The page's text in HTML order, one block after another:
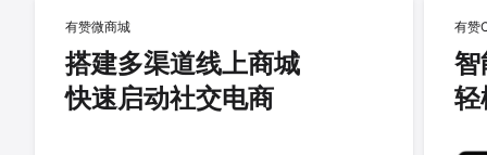
有赞微商城
搭建多渠道线上商城
快速启动社交电商
有赞
智
轻